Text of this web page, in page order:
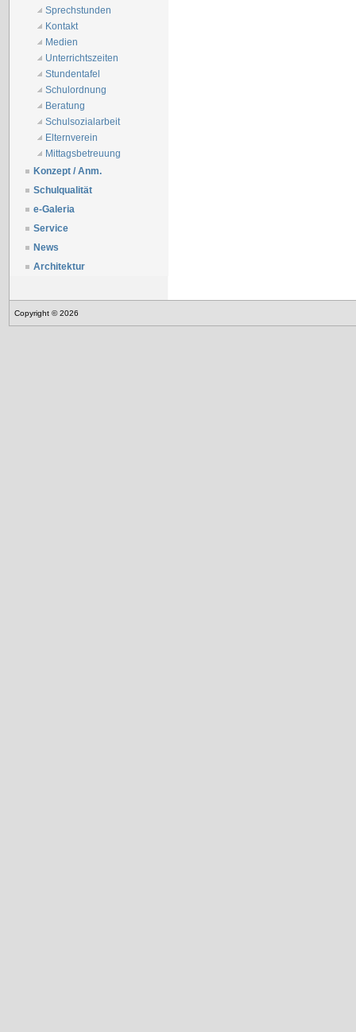
Sprechstunden
Kontakt
Medien
Unterrichtszeiten
Stundentafel
Schulordnung
Beratung
Schulsozialarbeit
Elternverein
Mittagsbetreuung
Konzept / Anm.
Schulqualität
e-Galeria
Service
News
Architektur
Copyright © 2026